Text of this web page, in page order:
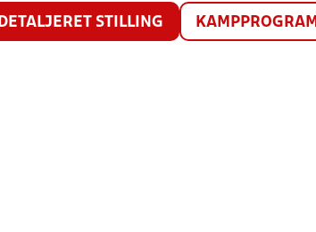
DETALJERET STILLING KAMPPROGRAM